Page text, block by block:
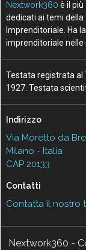
Nextwork360 è il
dedicati ai temi della
Imprenditoriale. Ha
imprenditoriale
Testata registrata al
1927. Testata
Indirizzo
Via Moretto da
Milano - Italia
CAP 20133
Contatti
Contatta il nostro
Nextwork360 -